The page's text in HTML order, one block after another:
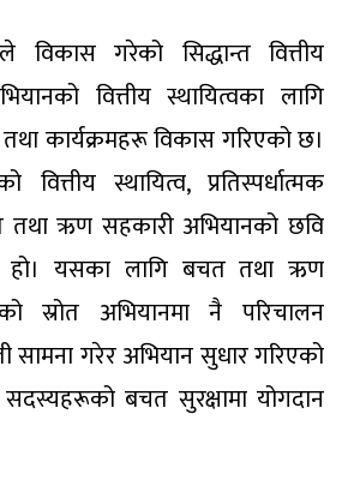
विकास गरेको सिद्धान्त वित्तीय
वित्तीय स्थायित्वका लागि
तथा कार्यक्रमहरू विकास गरिएको छ।
वित्तीय स्थायित्व, प्रतिस्पर्धात्मक
तथा ऋण सहकारी अभियानको छवि
यसका लागि बचत तथा ऋण
स्रोत अभियानमा नै परिचालन
सामना गरेर अभियान सुधार गरिएको
बचत सुरक्षामा योगदान